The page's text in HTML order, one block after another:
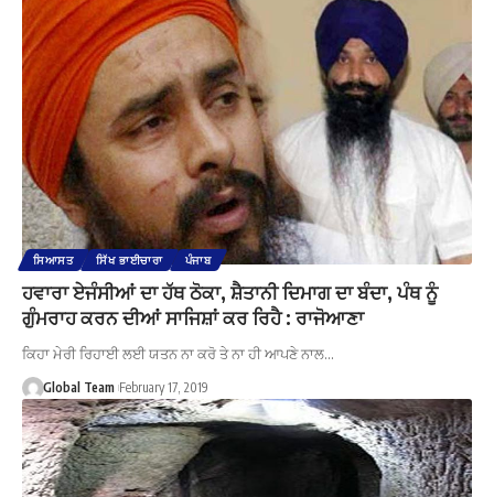
ਸਿਆਸਤ ਸਿੱਖ ਭਾਈਚਾਰਾ ਪੰਜਾਬ
ਹਵਾਰਾ ਏਜੰਸੀਆਂ ਦਾ ਹੱਥ ਠੋਕਾ, ਸ਼ੈਤਾਨੀ ਦਿਮਾਗ ਦਾ ਬੰਦਾ, ਪੰਥ ਨੂੰ
ਗੁੰਮਰਾਹ ਕਰਨ ਦੀਆਂ ਸਾਜਿਸ਼ਾਂ ਕਰ ਰਿਹੈ : ਰਾਜੋਆਣਾ
ਕਿਹਾ ਮੇਰੀ ਰਿਹਾਈ ਲਈ ਯਤਨ ਨਾ ਕਰੋ ਤੇ ਨਾ ਹੀ ਆਪਣੇ ਨਾਲ…
Global Team February 17, 2019